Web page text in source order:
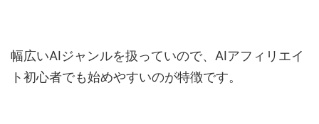
幅広いAIジャンルを扱っていので、AIアフィリエイ
ト初心者でも始めやすいのが特徴です。